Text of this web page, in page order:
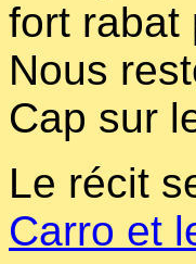
fort rabat
Nous
Cap sur
Le récit
Carro et